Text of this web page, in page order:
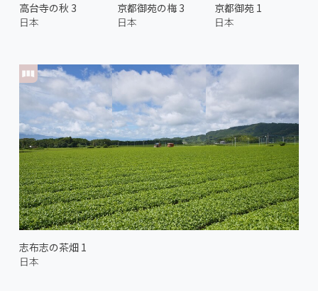
高台寺の秋 3
日本
京都御苑の梅 3
日本
京都御苑 1
日本
志布志の茶畑 1
日本